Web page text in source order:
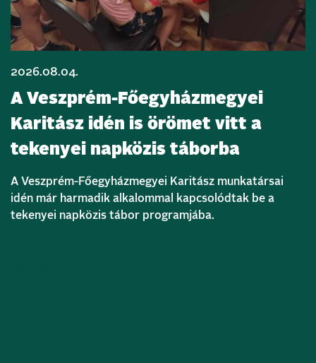
2026.08.04.
A Veszprém-Főegyházmegyei
Karitász idén is örömet vitt a
tekenyei napközis táborba
A Veszprém-Főegyházmegyei Karitász munkatársai
idén már harmadik alkalommal kapcsolódtak be a
tekenyei napközis tábor programjába.